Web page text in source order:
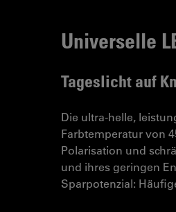
Universelle
Tageslicht auf
Die ultra-helle,
Farbtemperatur von
Polarisation und
und ihres geringen
Sparpotenzial: